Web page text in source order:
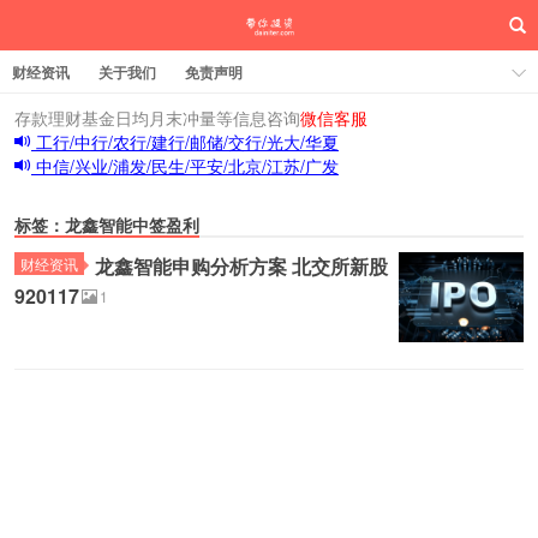
财经资讯 关于我们 免责声明
存款理财基金日均月末冲量等信息咨询微信客服
工行/中行/农行/建行/邮储/交行/光大/华夏
中信/兴业/浦发/民生/平安/北京/江苏/广发
标签：龙鑫智能中签盈利
财经资讯
龙鑫智能申购分析方案 北交所新股
920117
1